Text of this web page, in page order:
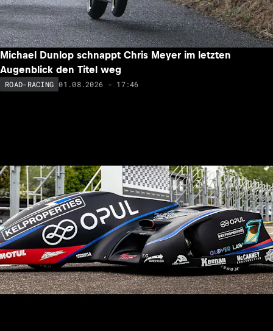
Michael Dunlop schnappt Chris Meyer im letzten
Augenblick den Titel weg
ROAD-RACING 01.08.2026 - 17:46